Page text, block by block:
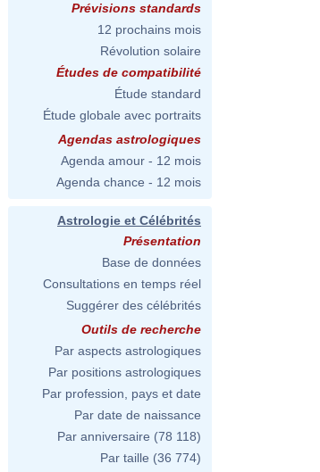
Prévisions standards
12 prochains mois
Révolution solaire
Études de compatibilité
Étude standard
Étude globale avec portraits
Agendas astrologiques
Agenda amour - 12 mois
Agenda chance - 12 mois
Astrologie et Célébrités
Présentation
Base de données
Consultations en temps réel
Suggérer des célébrités
Outils de recherche
Par aspects astrologiques
Par positions astrologiques
Par profession, pays et date
Par date de naissance
Par anniversaire (78 118)
Par taille (36 774)